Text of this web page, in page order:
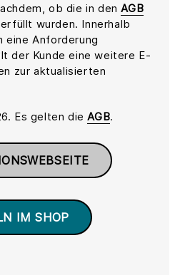
ob die in denAGB
wurden. Innerhalb
eine Anforderung
der Kunde eine weitere E-
zur aktualisierten
Es gelten dieAGB.
IM SHOP